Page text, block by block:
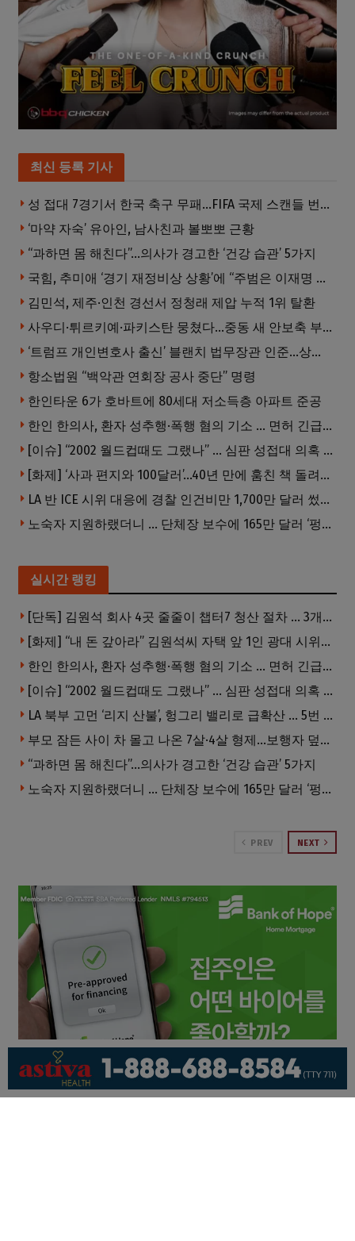
최신 등록 기사
성 접대 7경기서 한국 축구 무패…FIFA 국제 스캔들 번지나
‘마약 자숙’ 유아인, 남사친과 볼뽀뽀 근황
“과하면 몸 해친다”…의사가 경고한 ‘건강 습관’ 5가지
국힘, 추미애 ‘경기 재정비상 상황’에 “주범은 이재명 전 지사”
김민석, 제주·인천 경선서 정청래 제압 누적 1위 탈환
사우디·튀르키예·파키스탄 뭉쳤다…중동 새 안보축 부상하나
‘트럼프 개인변호사 출신’ 블랜치 법무장관 인준…상원 50대49 가결
항소법원 “백악관 연회장 공사 중단” 명령
한인타운 6가 호바트에 80세대 저소득층 아파트 준공
한인 한의사, 환자 성추행·폭행 혐의 기소 … 면허 긴급정지
[이슈] “2002 월드컵때도 그랬나” … 심판 성접대 의혹 해외로 일파만파, 4강 신화까지 불똥
[화제] ‘사과 편지와 100달러’…40년 만에 훔친 책 돌려준 절도범
LA 반 ICE 시위 대응에 경찰 인건비만 1,700만 달러 썼다.
노숙자 지원하랬더니 … 단체장 보수에 165만 달러 ‘펑펑’
실시간 랭킹
[단독] 김원석 회사 4곳 줄줄이 챕터7 청산 절차 … 3개 법인 같은 날 동시 파산 신청
[화제] “내 돈 갚아라” 김원석씨 자택 앞 1인 광대 시위 … 한인 투자사, “108만 달러 못받아”
한인 한의사, 환자 성추행·폭행 혐의 기소 … 면허 긴급정지
[이슈] “2002 월드컵때도 그랬나” … 심판 성접대 의혹 해외로 일파만파, 4강 신화까지 불똥
LA 북부 고먼 ‘리지 산불’, 헝그리 밸리로 급확산 … 5번 Fwy 양방향 전면 폐쇄
부모 잠든 사이 차 몰고 나온 7살·4살 형제…보행자 덮쳐 중태
“과하면 몸 해친다”…의사가 경고한 ‘건강 습관’ 5가지
노숙자 지원하랬더니 … 단체장 보수에 165만 달러 ‘펑펑’
PREV NEXT